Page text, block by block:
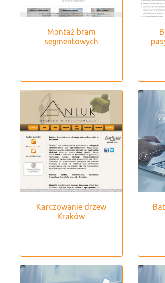
Montaż bram
segmentowych
Karczowanie drzew
Kraków